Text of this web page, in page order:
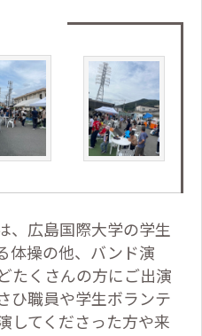
、広島国際大学の学生
体操の他、バンド演
たくさんの方にご出演
ひ職員や学生ボランテ
してくださった方や来